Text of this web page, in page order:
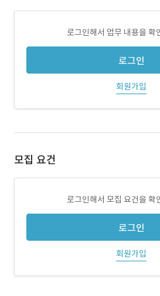
로그인해서 업무 내용을 확
로그인
회원가입
모집 요건
로그인해서 모집 요건을 확
로그인
회원가입